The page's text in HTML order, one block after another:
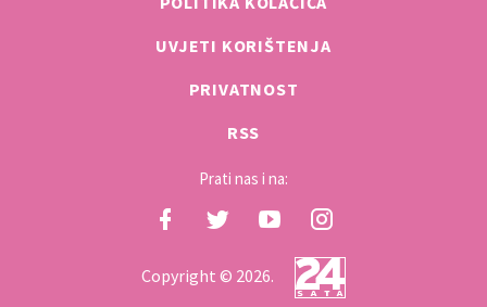
UVJETI KORIŠTENJA
PRIVATNOST
RSS
Prati nas i na:
Copyright © 2026.